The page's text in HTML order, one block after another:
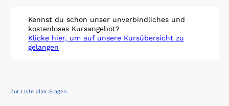
Kennst du schon unser unverbindliches und
kostenloses Kursangebot?
Klicke hier, um auf unsere Kursübersicht zu
gelangen
Zur Liste aller Fragen